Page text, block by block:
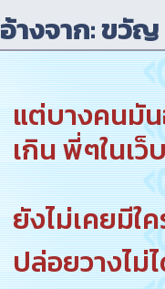
อ้างจาก: ขวัญ
แต่บางคนมั
เกิน พี่ๆในเ
ยังไม่เคยมีใ
ปล่อยวางไ